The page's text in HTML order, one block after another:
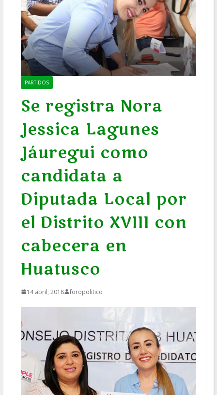
PARTIDOS
Se registra Nora
Jessica Lagunes
Jáuregui como
candidata a
Diputada Local por
el Distrito XVIII con
cabecera en
Huatusco
14 abril, 2018 foropolitico